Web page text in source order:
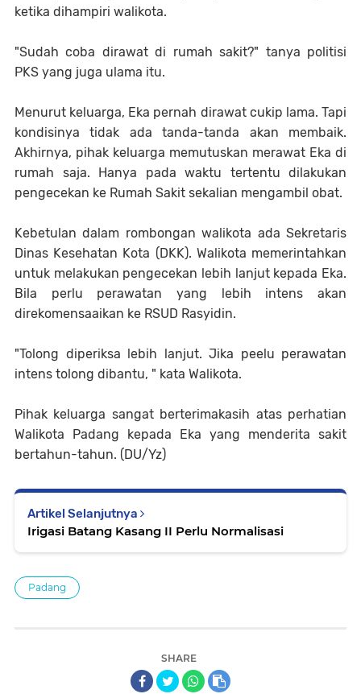
ketika dihampiri walikota.
"Sudah coba dirawat di rumah sakit?" tanya politisi
PKS yang juga ulama itu.
Menurut keluarga, Eka pernah dirawat cukip lama. Tapi
kondisinya tidak ada tanda-tanda akan membaik.
Akhirnya, pihak keluarga memutuskan merawat Eka di
rumah saja. Hanya pada waktu tertentu dilakukan
pengecekan ke Rumah Sakit sekalian mengambil obat.
Kebetulan dalam rombongan walikota ada Sekretaris
Dinas Kesehatan Kota (DKK). Walikota memerintahkan
untuk melakukan pengecekan lebih lanjut kepada Eka.
Bila perlu perawatan yang lebih intens akan
direkomensaaikan ke RSUD Rasyidin.
"Tolong diperiksa lebih lanjut. Jika peelu perawatan
intens tolong dibantu, " kata Walikota.
Pihak keluarga sangat berterimakasih atas perhatian
Walikota Padang kepada Eka yang menderita sakit
bertahun-tahun. (DU/Yz)
Artikel Selanjutnya
Irigasi Batang Kasang II Perlu Normalisasi
Padang
SHARE